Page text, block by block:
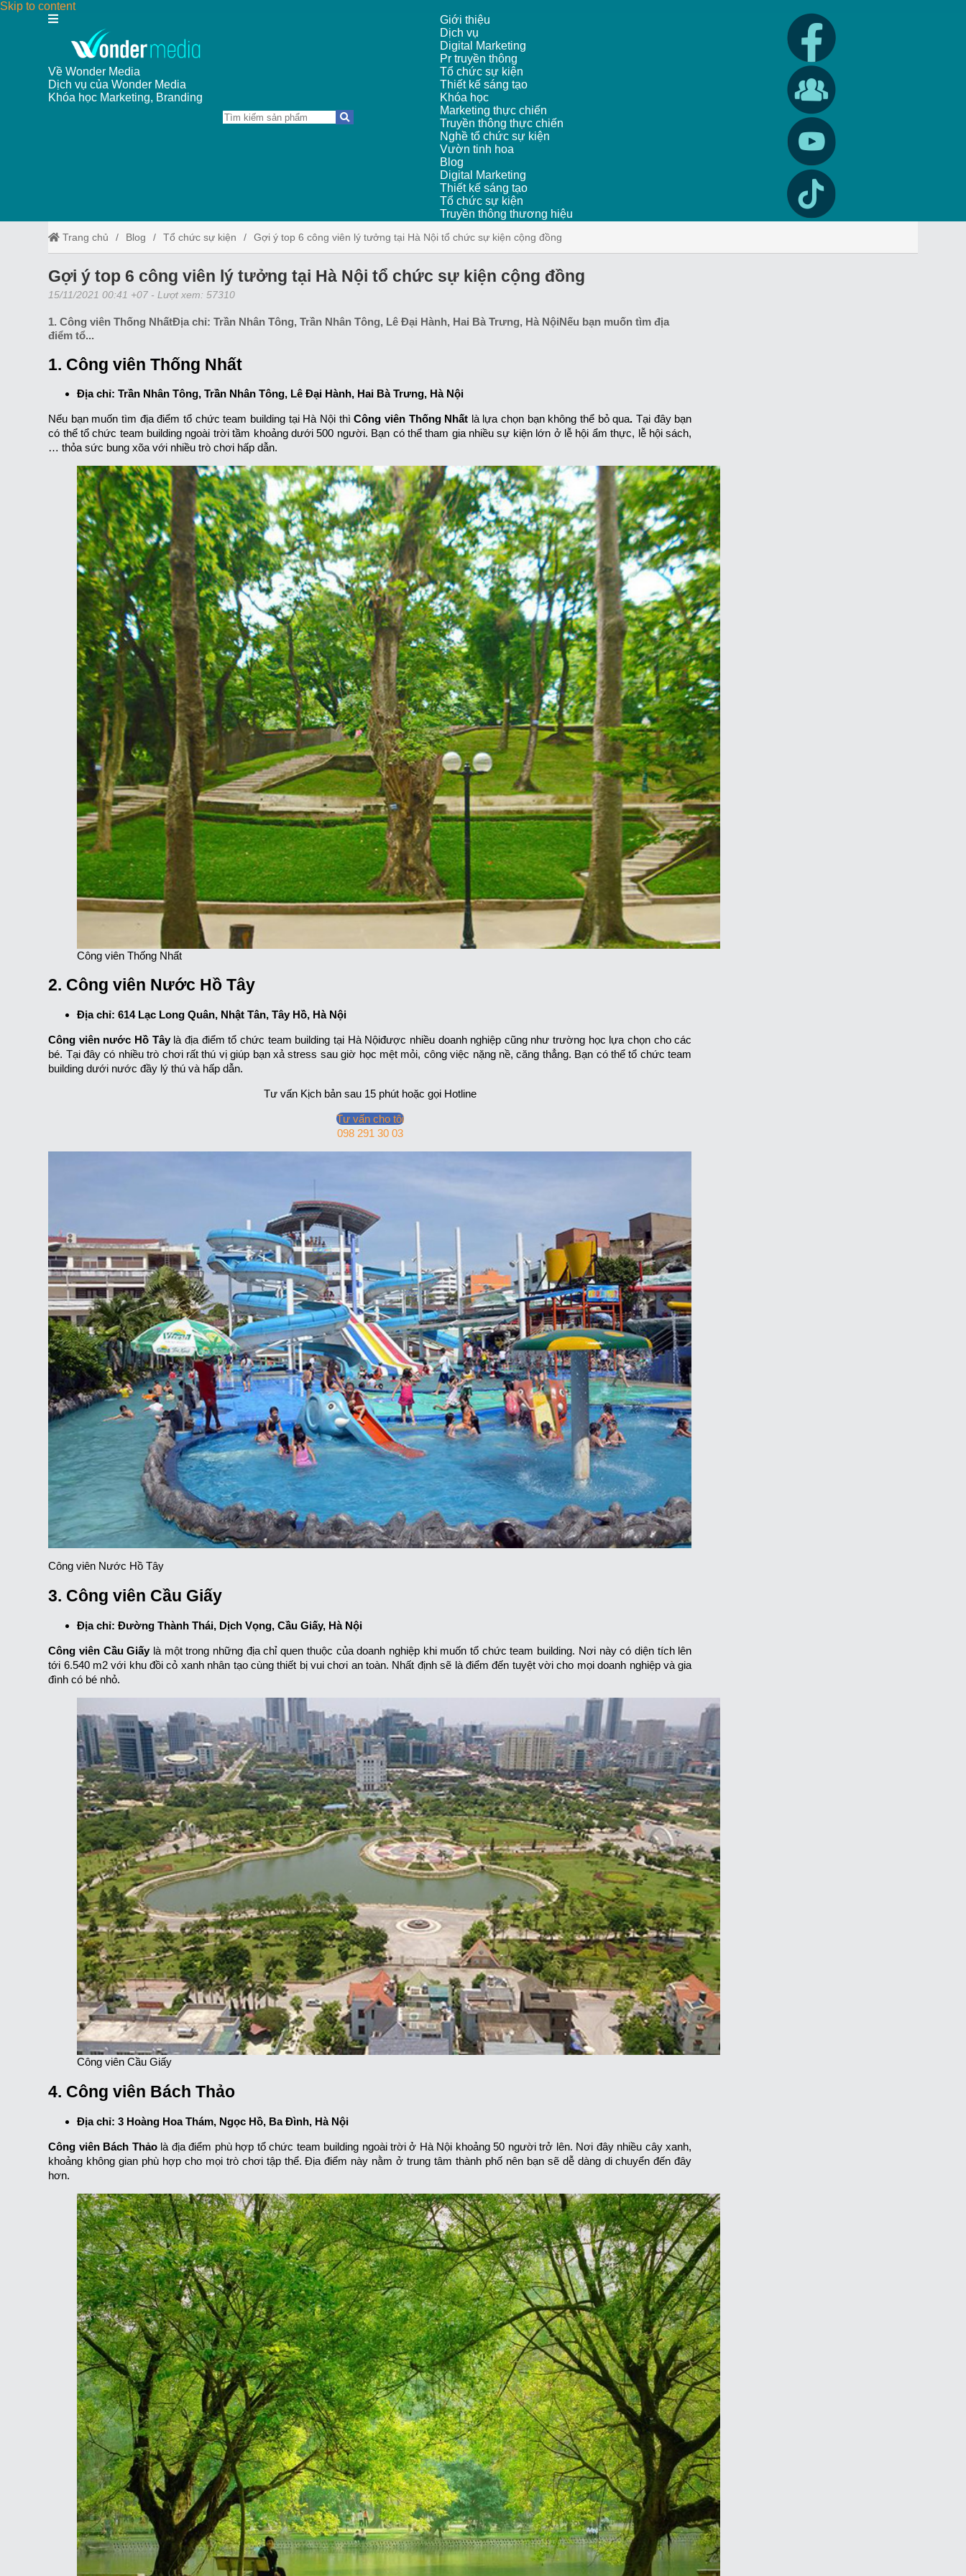
Skip to content
Về Wonder Media
Dịch vụ của Wonder Media
Khóa học Marketing, Branding
Giới thiệu
Dịch vụ
Digital Marketing
Pr truyền thông
Tổ chức sự kiện
Thiết kế sáng tạo
Khóa học
Marketing thực chiến
Truyền thông thực chiến
Nghề tổ chức sự kiện
Vườn tinh hoa
Blog
Digital Marketing
Thiết kế sáng tạo
Tổ chức sự kiện
Truyền thông thương hiệu
Trang chủ Blog Tổ chức sự kiện Gợi ý top 6 công viên lý tưởng tại Hà Nội tổ chức sự kiện cộng đồng
Gợi ý top 6 công viên lý tưởng tại Hà Nội tổ chức sự kiện cộng đồng
15/11/2021 00:41 +07 - Lượt xem: 57310
1. Công viên Thống NhấtĐịa chỉ: Trần Nhân Tông, Trần Nhân Tông, Lê Đại Hành, Hai Bà Trưng, Hà NộiNếu bạn muốn tìm địa
điểm tổ...
1. Công viên Thống Nhất
Địa chỉ: Trần Nhân Tông, Trần Nhân Tông, Lê Đại Hành, Hai Bà Trưng, Hà Nội
Nếu bạn muốn tìm địa điểm tổ chức team building tại Hà Nội thìCông viên Thống Nhất là lựa chọn bạn không thể bỏ qua.Tại đây bạn
có thể tổ chức team building ngoài trời tầm khoảng dưới 500 người. Bạn có thể tham gia nhiều sự kiện lớn ở lễ hội ẩm thực, lễ hội sách,
… thỏa sức bung xõa với nhiều trò chơi hấp dẫn.
Công viên Thống Nhất
2. Công viên Nước Hồ Tây
Địa chỉ: 614 Lạc Long Quân, Nhật Tân, Tây Hồ, Hà Nội
Công viên nước Hồ Tây là địa điểm tổ chức team building tại Hà Nộiđược nhiều doanh nghiệp cũng như trường học lựa chọn cho các
bé. Tại đây có nhiều trò chơi rất thú vị giúp bạn xả stress sau giờ học mệt mỏi, công việc nặng nề, căng thẳng. Bạn có thể tổ chức team
building dưới nước đầy lý thú và hấp dẫn.
Tư vấn Kịch bản sau 15 phút hoặc gọi Hotline
Tư vấn cho tôi
098 291 30 03
Công viên Nước Hồ Tây
3. Công viên Cầu Giấy
Địa chỉ: Đường Thành Thái, Dịch Vọng, Cầu Giấy, Hà Nội
Công viên Cầu Giấy là một trong những địa chỉ quen thuộc của doanh nghiệp khi muốn tổ chức team building. Nơi này có diện tích lên
tới 6.540 m2 với khu đồi cỏ xanh nhân tạo cùng thiết bị vui chơi an toàn. Nhất định sẽ là điểm đến tuyệt vời cho mọi doanh nghiệp và gia
đình có bé nhỏ.
Công viên Cầu Giấy
4. Công viên Bách Thảo
Địa chỉ: 3 Hoàng Hoa Thám, Ngọc Hồ, Ba Đình, Hà Nội
Công viên Bách Thảo là địa điểm phù hợp tổ chức team building ngoài trời ở Hà Nội khoảng 50 người trở lên. Nơi đây nhiều cây xanh,
khoảng không gian phù hợp cho mọi trò chơi tập thể. Địa điểm này nằm ở trung tâm thành phố nên bạn sẽ dễ dàng di chuyển đến đây
hơn.